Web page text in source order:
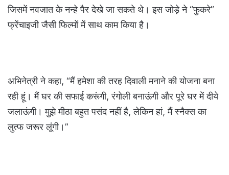
जिसमें नवजात के नन्हे पैर देखे जा सकते थे। इस जोड़े ने “फुकरे”
फ्रेंचाइजी जैसी फिल्मों में साथ काम किया है।
अभिनेत्री ने कहा, “मैं हमेशा की तरह दिवाली मनाने की योजना बना
रही हूं। मैं घर की सफाई करूंगी, रंगोली बनाऊंगी और पूरे घर में दीये
जलाऊंगी। मुझे मीठा बहुत पसंद नहीं है, लेकिन हां, मैं स्नैक्स का
लुत्फ जरूर लूंगी।”